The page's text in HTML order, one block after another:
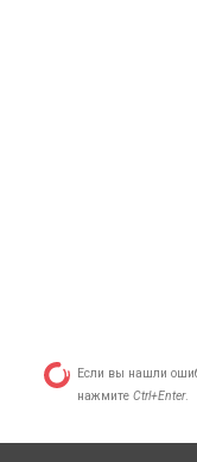
Если вы нашли
нажмите Ctrl+Enter.